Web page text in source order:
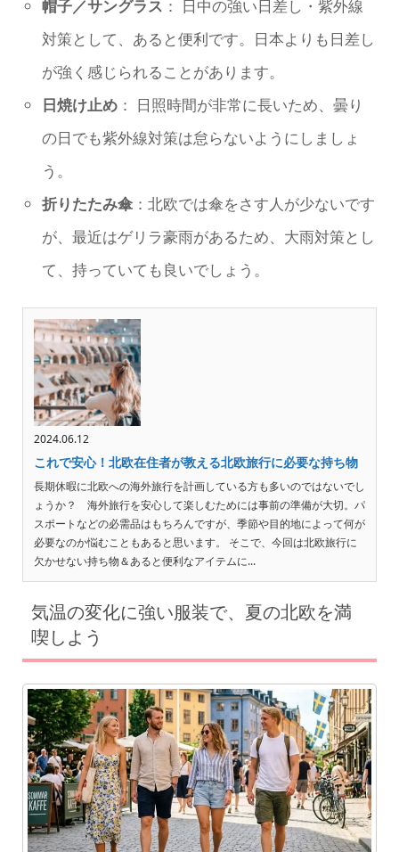
帽子／サングラス ： 日中の強い日差し・紫外線
対策として、あると便利です。日本よりも日差し
が強く感じられることがあります。
日焼け止め： 日照時間が非常に長いため、曇り
の日でも紫外線対策は怠らないようにしましょ
う。
折りたたみ傘：北欧では傘をさす人が少ないです
が、最近はゲリラ豪雨があるため、大雨対策とし
て、持っていても良いでしょう。
2024.06.12
これで安心！北欧在住者が教える北欧旅行に必要な持ち物
長期休暇に北欧への海外旅行を計画している方も多いのではないでし
ょうか？ 海外旅行を安心して楽しむためには事前の準備が大切。パ
スポートなどの必需品はもちろんですが、季節や目的地によって何が
必要なのか悩むこともあると思います。 そこで、今回は北欧旅行に
欠かせない持ち物＆あると便利なアイテムに...
気温の変化に強い服装で、夏の北欧を満
喫しよう